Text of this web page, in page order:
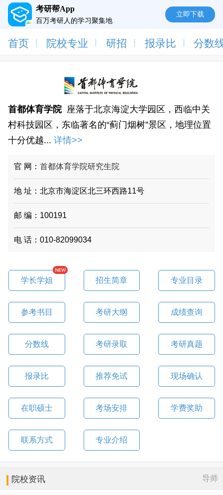
考研帮App
百万考研人的学习聚集地
立即下载
首页 院校专业 研招 报录比 分数
首都体育学院 座落于北京海淀大学园区，西临中关
村科技园区，东临著名的“蓟门烟树”景区，地理位置
十分优越... 详情>>
官 网：首都体育学院研究生院
地 址：北京市海淀区北三环西路11号
邮 编：100191
电 话：010-82099034
学长学姐 招生简章 专业目录
参考书目 考研大纲 成绩查询
分数线 考研录取 考研真题
报录比 推荐免试 现场确认
在职硕士 考场安排 学费奖助
联系方式 专业介绍
院校资讯 导师